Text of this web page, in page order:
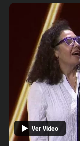
Ver Video